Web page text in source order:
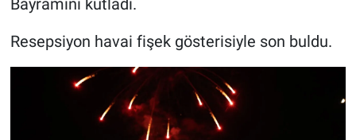
Resepsiyon havai fişek gösterisiyle son buldu.